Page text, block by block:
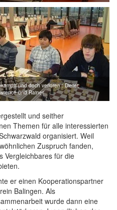
und doch verloren : Dieter,
und Rainer
und seither
Themen für alle interessierten
organisiert. Weil
Zuspruch fanden,
Vergleichbares für die
er einen Kooperationspartner
Balingen. Als
wurde dann eine